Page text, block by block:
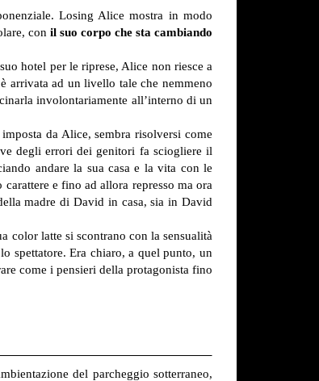
Losing Alice mostra in modo
con il suo corpo che sta cambiando
hotel per le riprese, Alice non riesce a
arrivata ad un livello tale che nemmeno
involontariamente all’interno di un
da Alice, sembra risolversi come
degli errori dei genitori fa sciogliere il
andare la sua casa e la vita con le
carattere e fino ad allora represso ma ora
madre di David in casa, sia in David
color latte si scontrano con la sensualità
spettatore. Era chiaro, a quel punto, un
come i pensieri della protagonista fino
del parcheggio sotterraneo,